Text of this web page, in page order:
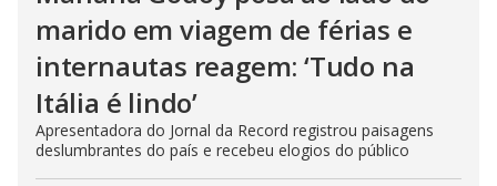
marido em viagem de férias e
internautas reagem: ‘Tudo na
Itália é lindo’
Apresentadora do Jornal da Record registrou paisagens
deslumbrantes do país e recebeu elogios do público